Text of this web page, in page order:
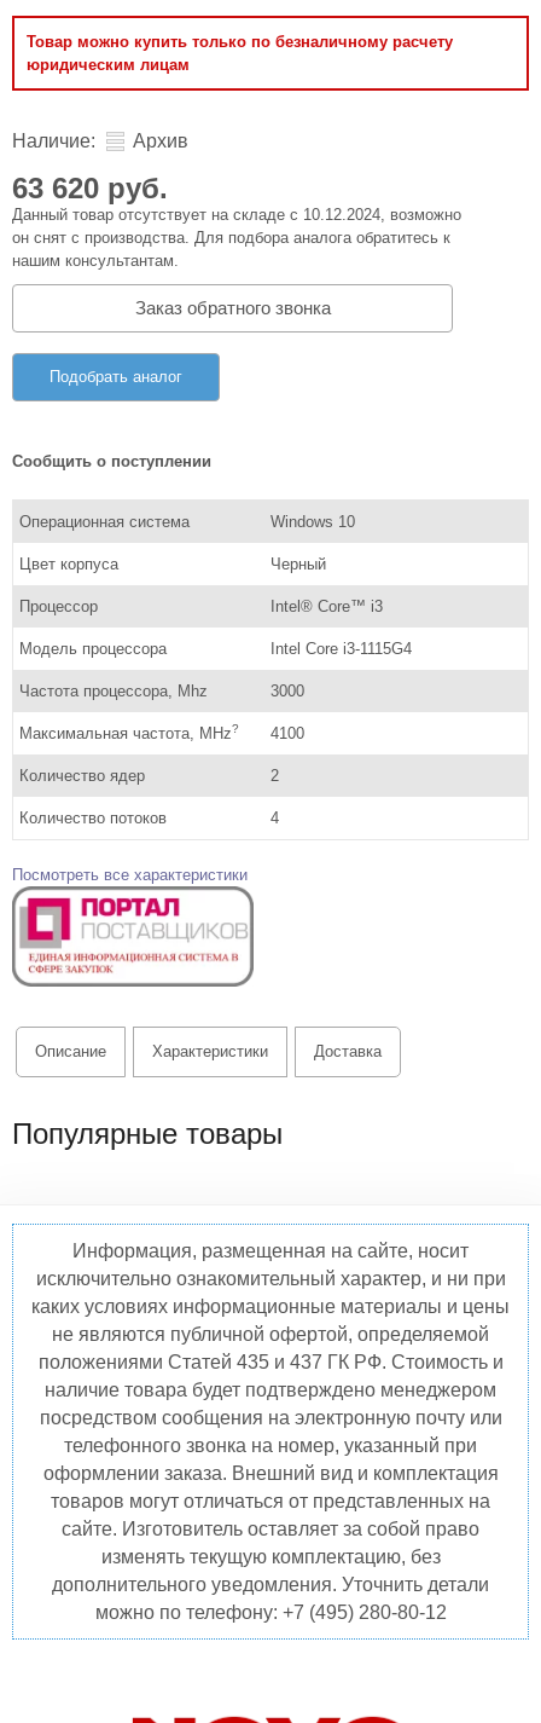
Товар можно купить только по безналичному расчету
юридическим лицам
Наличие: Архив
63 620 руб.
Данный товар отсутствует на складе с 10.12.2024, возможно
он снят с производства. Для подбора аналога обратитесь к
нашим консультантам.
Заказ обратного звонка
Подобрать аналог
Сообщить о поступлении
Операционная система Windows 10
Цвет корпуса Черный
Процессор Intel® Core™ i3
Модель процессора Intel Core i3-1115G4
Частота процессора, Mhz 3000
Максимальная частота, MHz? 4100
Количество ядер 2
Количество потоков 4
Посмотреть все характеристики
Описание Характеристики Доставка
Популярные товары
Информация, размещенная на сайте, носит
исключительно ознакомительный характер, и ни при
каких условиях информационные материалы и цены
не являются публичной офертой, определяемой
положениями Статей 435 и 437 ГК РФ. Стоимость и
наличие товара будет подтверждено менеджером
посредством сообщения на электронную почту или
телефонного звонка на номер, указанный при
оформлении заказа. Внешний вид и комплектация
товаров могут отличаться от представленных на
сайте. Изготовитель оставляет за собой право
изменять текущую комплектацию, без
дополнительного уведомления. Уточнить детали
можно по телефону: +7 (495) 280-80-12